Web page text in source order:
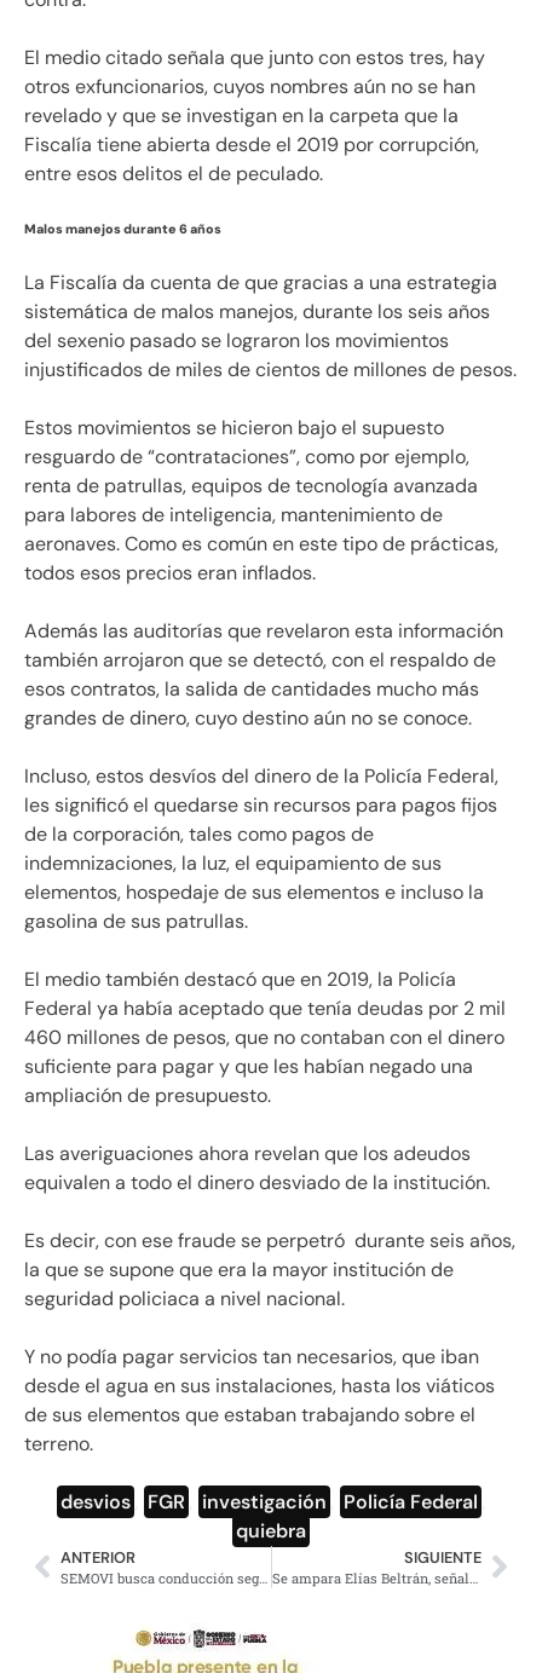
El medio citado señala que junto con estos tres, hay
otros exfuncionarios, cuyos nombres aún no se han
revelado y que se investigan en la carpeta que la
Fiscalía tiene abierta desde el 2019 por corrupción,
entre esos delitos el de peculado.
Malos manejos durante 6 años
La Fiscalía da cuenta de que gracias a una estrategia
sistemática de malos manejos, durante los seis años
del sexenio pasado se lograron los movimientos
injustificados de miles de cientos de millones de pesos.
Estos movimientos se hicieron bajo el supuesto
resguardo de “contrataciones”, como por ejemplo,
renta de patrullas, equipos de tecnología avanzada
para labores de inteligencia, mantenimiento de
aeronaves. Como es común en este tipo de prácticas,
todos esos precios eran inflados.
Además las auditorías que revelaron esta información
también arrojaron que se detectó, con el respaldo de
esos contratos, la salida de cantidades mucho más
grandes de dinero, cuyo destino aún no se conoce.
Incluso, estos desvíos del dinero de la Policía Federal,
les significó el quedarse sin recursos para pagos fijos
de la corporación, tales como pagos de
indemnizaciones, la luz, el equipamiento de sus
elementos, hospedaje de sus elementos e incluso la
gasolina de sus patrullas.
El medio también destacó que en 2019, la Policía
Federal ya había aceptado que tenía deudas por 2 mil
460 millones de pesos, que no contaban con el dinero
suficiente para pagar y que les habían negado una
ampliación de presupuesto.
Las averiguaciones ahora revelan que los adeudos
equivalen a todo el dinero desviado de la institución.
Es decir, con ese fraude se perpetró durante seis años,
la que se supone que era la mayor institución de
seguridad policiaca a nivel nacional.
Y no podía pagar servicios tan necesarios, que iban
desde el agua en sus instalaciones, hasta los viáticos
de sus elementos que estaban trabajando sobre el
terreno.
desvios FGR investigación Policía Federal
quiebra
ANTERIOR SIGUIENTE